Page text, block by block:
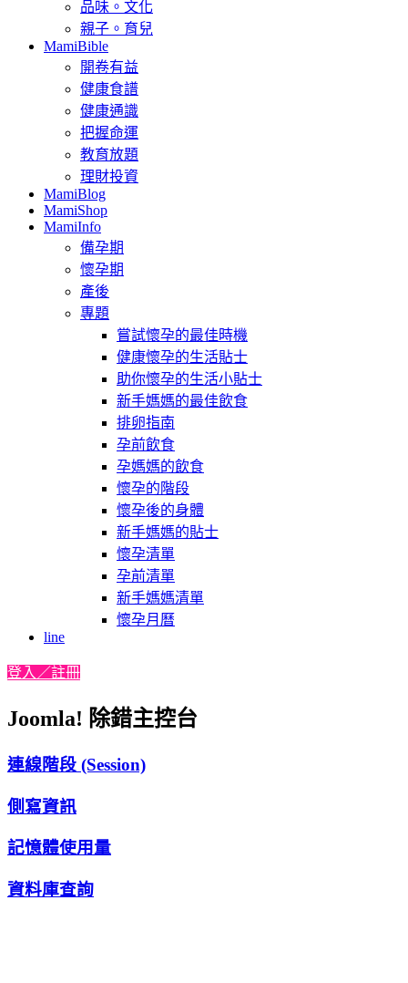
品味。文化
親子。育兒
MamiBible
開卷有益
健康食譜
健康通識
把握命運
教育放題
理財投資
MamiBlog
MamiShop
MamiInfo
備孕期
懷孕期
產後
專題
嘗試懷孕的最佳時機
健康懷孕的生活貼士
助你懷孕的生活小貼士
新手媽媽的最佳飲食
排卵指南
孕前飲食
孕媽媽的飲食
懷孕的階段
懷孕後的身體
新手媽媽的貼士
懷孕清單
孕前清單
新手媽媽清單
懷孕月曆
line
登入／註冊
Joomla! 除錯主控台
連線階段 (Session)
側寫資訊
記憶體使用量
資料庫查詢